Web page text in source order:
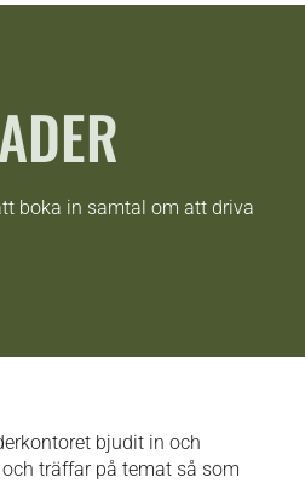
boka in samtal om att driva
bjudit in och
träffar på temat så som